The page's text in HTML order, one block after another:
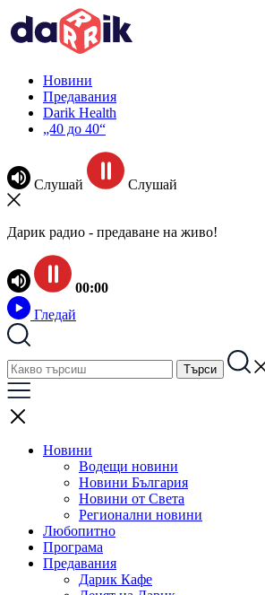
Новини
Предавания
Darik Health
„40 до 40“
Слушай Слушай
Дарик радио - предаване на живо!
00:00
Гледай
Новини
Водещи новини
Новини България
Новини от Света
Регионални новини
Любопитно
Програма
Предавания
Дарик Кафе